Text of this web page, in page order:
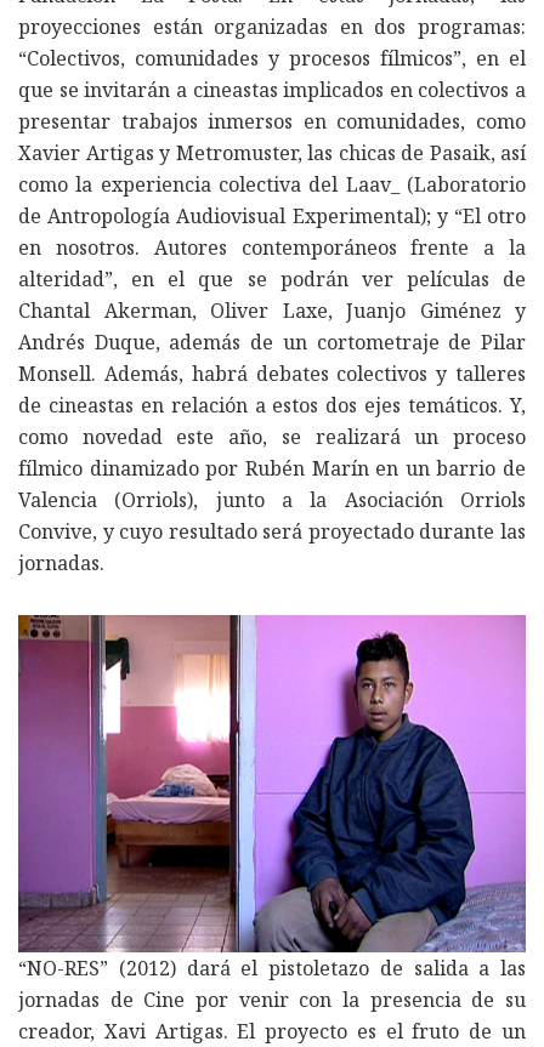
proyecciones están organizadas en dos programas:
“Colectivos, comunidades y procesos fílmicos”, en el
que se invitarán a cineastas implicados en colectivos a
presentar trabajos inmersos en comunidades, como
Xavier Artigas y Metromuster, las chicas de Pasaik, así
como la experiencia colectiva del Laav_ (Laboratorio
de Antropología Audiovisual Experimental); y “El otro
en nosotros. Autores contemporáneos frente a la
alteridad”, en el que se podrán ver películas de
Chantal Akerman, Oliver Laxe, Juanjo Giménez y
Andrés Duque, además de un cortometraje de Pilar
Monsell. Además, habrá debates colectivos y talleres
de cineastas en relación a estos dos ejes temáticos. Y,
como novedad este año, se realizará un proceso
fílmico dinamizado por Rubén Marín en un barrio de
Valencia (Orriols), junto a la Asociación Orriols
Convive, y cuyo resultado será proyectado durante las
jornadas.
“NO-RES” (2012) dará el pistoletazo de salida a las
jornadas de Cine por venir con la presencia de su
creador, Xavi Artigas. El proyecto es el fruto de un